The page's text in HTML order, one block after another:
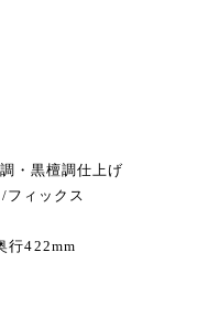
・黒檀調仕上げ
フィックス
行422mm